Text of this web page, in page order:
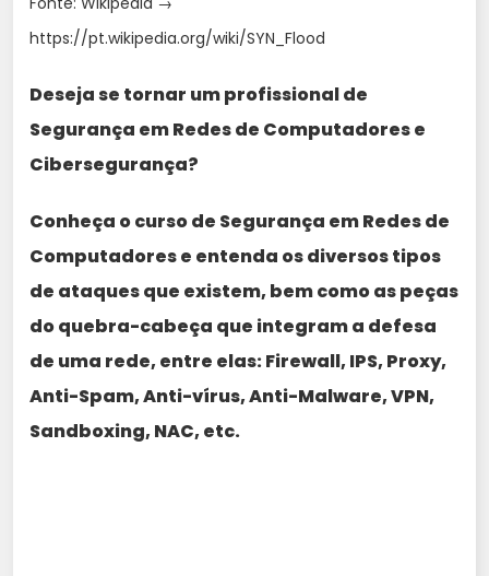
https://pt.wikipedia.org/wiki/SYN_Flood
Deseja se tornar um profissional de
Segurança em Redes de Computadores e
Cibersegurança?
Conheça o curso de Segurança em Redes de
Computadores e entenda os diversos tipos
de ataques que existem, bem como as peças
do quebra-cabeça que integram a defesa
de uma rede, entre elas: Firewall, IPS, Proxy,
Anti-Spam, Anti-vírus, Anti-Malware, VPN,
Sandboxing, NAC, etc.